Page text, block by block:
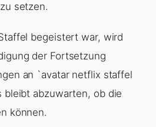
setzen.
begeistert war, wird
der Fortsetzung
an `avatar netflix staffel
bleibt abzuwarten, ob die
können.